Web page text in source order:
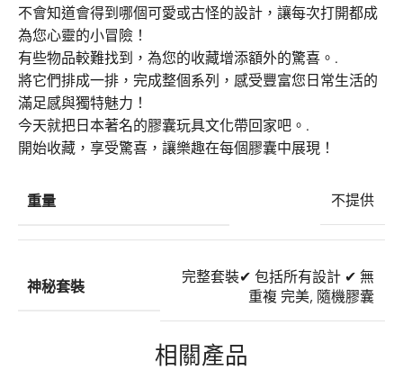
不會知道會得到哪個可愛或古怪的設計，讓每次打開都成
為您心靈的小冒險！
有些物品較難找到，為您的收藏增添額外的驚喜。.
將它們排成一排，完成整個系列，感受豐富您日常生活的
滿足感與獨特魅力！
今天就把日本著名的膠囊玩具文化帶回家吧。.
開始收藏，享受驚喜，讓樂趣在每個膠囊中展現！
重量 不提供
神秘套裝
完整套裝✔ 包括所有設計 ✔ 無
重複 完美, 隨機膠囊
相關產品